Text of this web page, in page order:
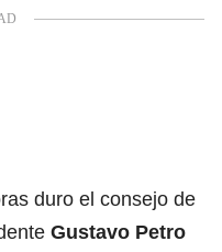
duro el consejo de
Gustavo Petro